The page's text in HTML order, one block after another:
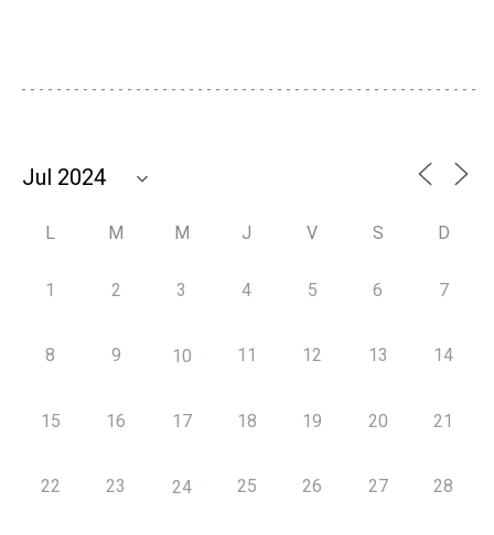
L M M J V S D
1 2 3 4 5 6 7
8 9 10 11 12 13 14
15 16 17 18 19 20 21
22 23 24 25 26 27 28